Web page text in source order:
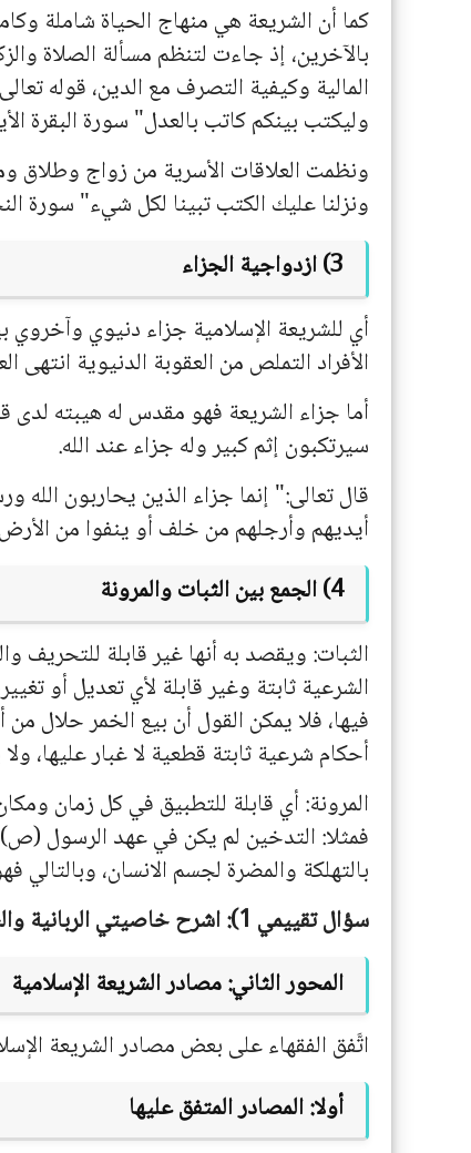
كما أن الشريعة هي منهاج الحياة شاملة
بالآخرين، إذ جاءت لتنظم مسألة الصلاة
المالية وكيفية التصرف مع الدين، قوله
وليكتب بينكم كاتب بالعدل" سورة البقرة الأية
ونظمت العلاقات الأسرية من زواج وطلاق
ونزلنا عليك الكتب تبينا لكل شيء" سورة النحل
3) ازدواجية الجزاء
أي للشريعة الإسلامية جزاء دنيوي وآخروي
الأفراد التملص من العقوبة الدنيوية انتهى
أما جزاء الشريعة فهو مقدس له هيبته لدى
سيرتكبون إثم كبير وله جزاء عند الله.
قال تعالى:" إنما جزاء الذين يحاربون
أيديهم وأرجلهم من خلف أو ينفوا من
4) الجمع بين الثبات والمرونة
الثبات: ويقصد به أنها غير قابلة للتحريف
الشرعية ثابتة وغير قابلة لأي تعديل أو
فيها، فلا يمكن القول أن بيع الخمر حلال
أحكام شرعية ثابتة قطعية لا غبار عليها،
المرونة: أي قابلة للتطبيق في كل زمان
فمثلا: التدخين لم يكن في عهد الرسول
بالتهلكة والمضرة لجسم الانسان، وبالتالي
سؤال تقييمي 1): اشرح خاصيتي الربانية والشمولية للشريعة الإسلامية؟
المحور الثاني: مصادر الشريعة الإسلامية
اتَّفق الفقهاء على بعض مصادر الشريعة
أولا: المصادر المتفق عليها